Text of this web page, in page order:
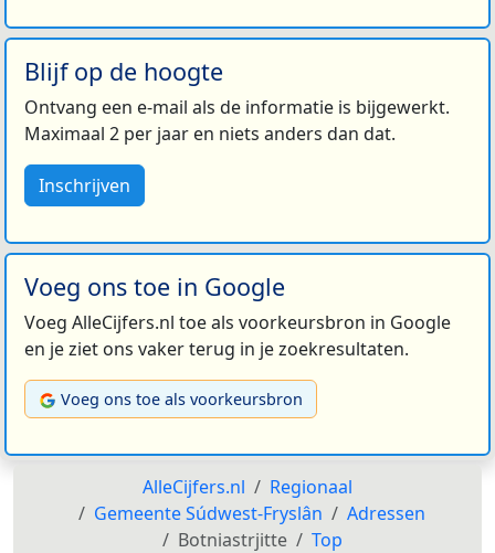
Blijf op de hoogte
Ontvang een e-mail als de informatie is bijgewerkt.
Maximaal 2 per jaar en niets anders dan dat.
Inschrijven
Voeg ons toe in Google
Voeg AlleCijfers.nl toe als voorkeursbron in Google
en je ziet ons vaker terug in je zoekresultaten.
Voeg ons toe als voorkeursbron
AlleCijfers.nl
Regionaal
Gemeente Súdwest-Fryslân
Adressen
Botniastrjitte
Top